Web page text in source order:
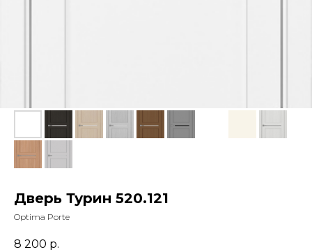
Дверь Турин 520.121
Optima Porte
8 200 р.